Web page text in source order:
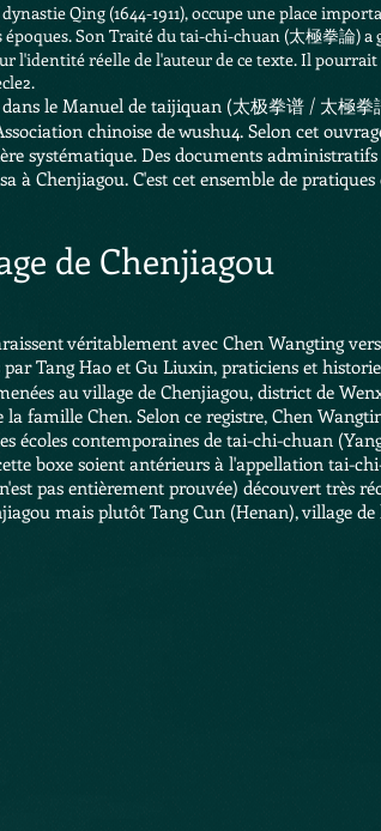
dynastie Qing (1644-1911), occupe une place
Son Traité du tai-chi-chuan (太極拳論)
l'identité réelle de l'auteur de ce texte. Il
2.
le Manuel de taijiquan (太极拳谱 / 太極
chinoise de wushu4. Selon cet
systématique. Des documents
à Chenjiagou. C'est cet ensemble de
de Chenjiagou
véritablement avec Chen Wangting
parTang Hao et Gu Liuxin, praticiens et
au village de Chenjiagou, district de
famille Chen. Selon ce registre, Chen
écoles contemporaines de tai-chi-chuan
boxe soient antérieurs à l'appellation tai-
pas entièrement prouvée) découvert très
mais plutôt Tang Cun (Henan), village